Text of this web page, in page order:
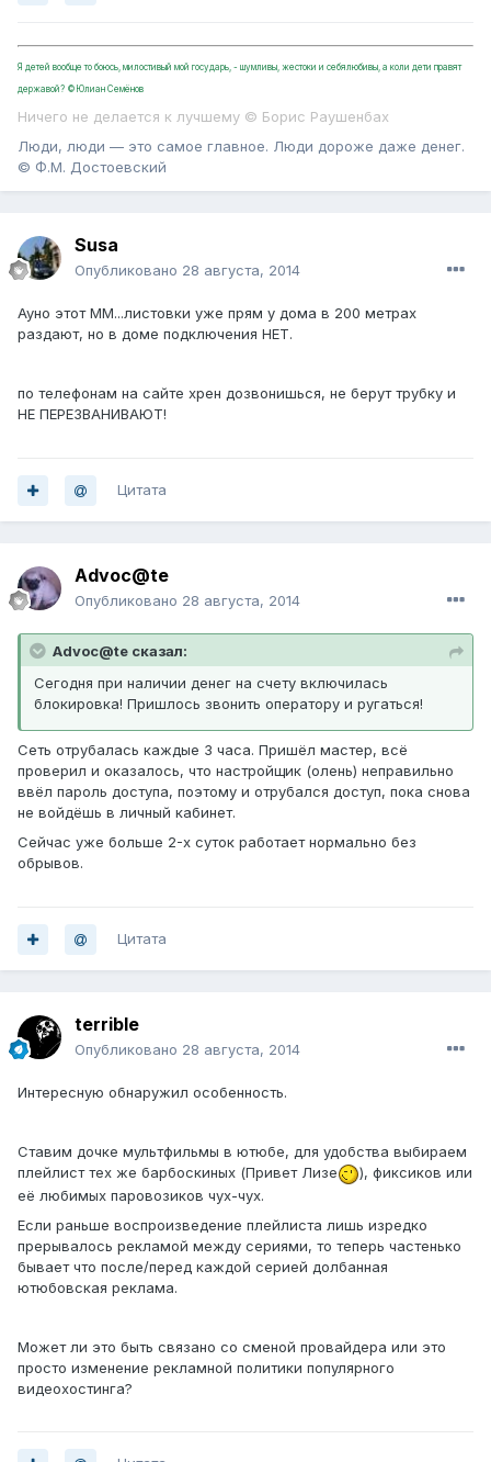
Я детей вообще то боюсь, милостивый мой государь, - шумливы, жестоки и себялюбивы, а коли дети правят
державой? ©Юлиан Семёнов
Ничего не делается к лучшему © Борис Раушенбах
Люди, люди — это самое главное. Люди дороже даже денег.
© Ф.М. Достоевский
Susa
Опубликовано 28 августа, 2014
Ауно этот ММ...листовки уже прям у дома в 200 метрах
раздают, но в доме подключения НЕТ.
по телефонам на сайте хрен дозвонишься, не берут трубку и
НЕ ПЕРЕЗВАНИВАЮТ!
Цитата
Advoc@te
Опубликовано 28 августа, 2014
Advoc@te сказал:
Сегодня при наличии денег на счету включилась
блокировка! Пришлось звонить оператору и ругаться!
Сеть отрубалась каждые 3 часа. Пришёл мастер, всё
проверил и оказалось, что настройщик (олень) неправильно
ввёл пароль доступа, поэтому и отрубался доступ, пока снова
не войдёшь в личный кабинет.
Сейчас уже больше 2-х суток работает нормально без
обрывов.
Цитата
terrible
Опубликовано 28 августа, 2014
Интересную обнаружил особенность.
Ставим дочке мультфильмы в ютюбе, для удобства выбираем
плейлист тех же барбоскиных (Привет Лизе
), фиксиков или
её любимых паровозиков чух-чух.
Если раньше воспроизведение плейлиста лишь изредко
прерывалось рекламой между сериями, то теперь частенько
бывает что после/перед каждой серией долбанная
ютюбовская реклама.
Может ли это быть связано со сменой провайдера или это
просто изменение рекламной политики популярного
видеохостинга?